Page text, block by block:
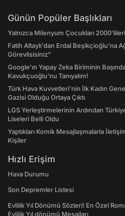
Günün Popüler Başlıkları
Yalnızca Milenyum Çocukları
Fatih Altaylı'dan Erdal Beşikçioğlu'na
Görevlisisiniz"
Google'ın Yapay Zeka Biriminin
Kavukçuoğlu'nu Tanıyalım!
Türk Hava Kuvvetleri'nin İlk Kadın
Gazisi Olduğu Ortaya Çıktı
LGS Yerleştirmelerinin Ardından
Liseleri Belli Oldu
Yaptıkları Komik Mesajlaşmalarla
Kişiler
Hızlı Erişim
Hava Durumu
Son Depremler Listesi
Evlilik Yıl Dönümü Sözleri! En Özel
Evlilik Yıl dönümü Mesajları